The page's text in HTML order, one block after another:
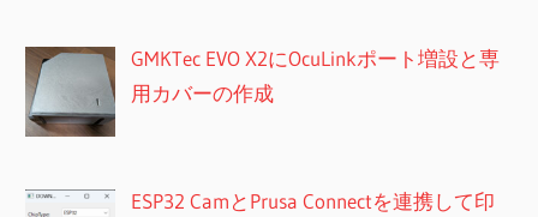
GMKTec EVO X2にOcuLinkポート増設と専
用カバーの作成
ESP32 CamとPrusa Connectを連携して印